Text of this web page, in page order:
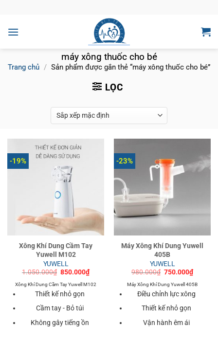
nội
máy xông thuốc cho bé
Trang chủ / Sản phẩm được gắn thẻ “máy xông thuốc cho bé”
LỌC
-19%
Xông Khí Dung Cầm Tay
Yuwell M102
YUWELL
1.050.000₫ Giá
là:
1.050.000₫.
850.000₫Giá
hiện
tại
850.000₫.
Xông Khí Dung Cầm Tay Yuwell M102
Thiết kế nhỏ gọn
Cầm tay - Bỏ túi
Không gây tiếng ồn
-23%
Máy Xông Khí Dung Yuwell
405B
YUWELL
980.000₫ Giá
là:
980.000₫.
750.000₫Giá
hiện
tại
là:
Máy Xông Khí Dung Yuwell 405B
Điều chỉnh lực xông
Thiết kế nhỏ gọn
Vận hành êm ái